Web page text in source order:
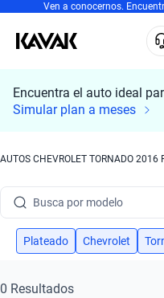
Ven a conocernos.
Encuentra el auto ideal
Simular plan a meses
AUTOS CHEVROLET TORNADO 2016
Busca por modelo
Busca por versión
Plateado Chevrolet
0 Resultados